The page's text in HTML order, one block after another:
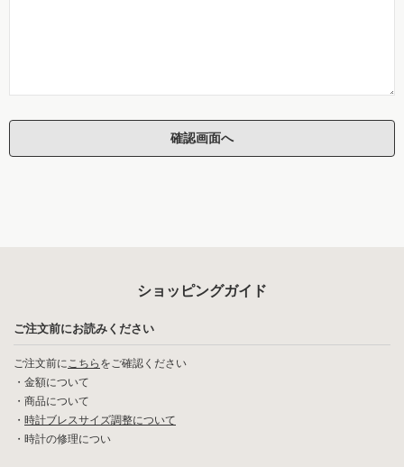
ショッピングガイド
ご注文前にお読みください
ご注文前にこちら をご確認ください
・ 金額について
・ 商品について
・ 時計ブレスサイズ調整について
・ 時計の修理につい